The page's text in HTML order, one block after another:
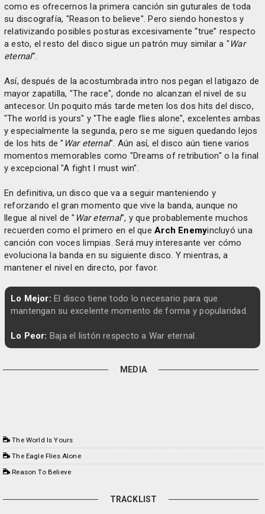
como es ofrecernos la primera canción sin guturales de toda
su discografía, "Reason to believe". Pero siendo honestos y
relativizando posibles posturas excesivamente “true” respecto
a esto, el resto del disco sigue un patrón muy similar a " War
eternal".
Así, después de la acostumbrada intro nos pegan el latigazo de
mayor zapatilla, "The race", donde no alcanzan el nivel de su
antecesor. Un poquito más tarde meten los dos hits del disco,
"The world is yours" y "The eagle flies alone", excelentes ambas
y especialmente la segunda, pero se me siguen quedando lejos
de los hits de " War eternal". Aún así, el disco aún tiene varios
momentos memorables como "Dreams of retribution" o la final
y excepcional "A fight I must win".
En definitiva, un disco que va a seguir manteniendo y
reforzando el gran momento que vive la banda, aunque no
llegue al nivel de " War eternal", y que probablemente muchos
recuerden como el primero en el queArch Enemyincluyó una
canción con voces limpias. Será muy interesante ver cómo
evoluciona la banda en su siguiente disco. Y mientras, a
mantener el nivel en directo, por favor.
Lo Mejor: El disco tiene todo lo necesario para que
mantengan su excelente momento de forma y popularidad.
Lo Peor: Baja el listón respecto a War eternal.
MEDIA
The World Is Yours
The Eagle Flies Alone
Reason To Believe
TRACKLIST